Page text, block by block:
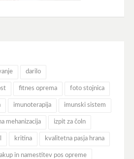
darilo
fitnes oprema foto stojnica
imunoterapija imunski sistem
mehanizacija izpit za čoln
kritina kvalitetna pasja hrana
in namestitev pos opreme